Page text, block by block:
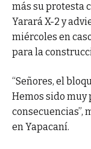
más su protesta
Yarará X-2 y
miércoles en
para la
“Señores, el
Hemos sido muy
consecuencias”,
en Yapacaní.